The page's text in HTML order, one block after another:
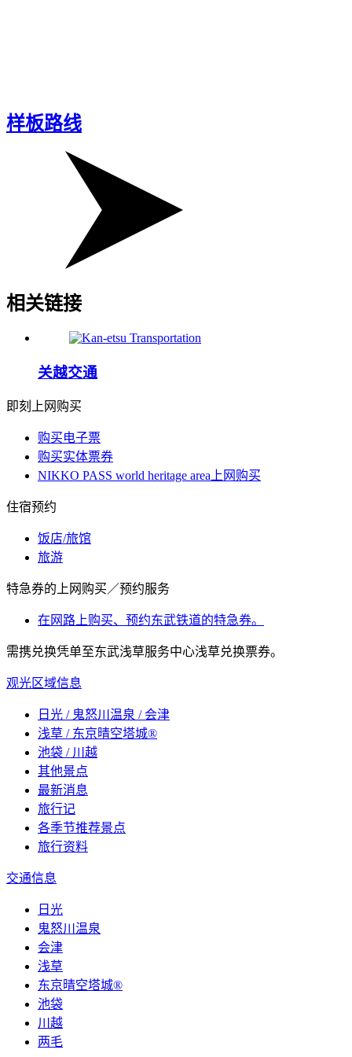
样板路线
相关链接
关越交通
即刻上网购买
购买电子票
购买实体票券
NIKKO PASS world heritage area上网购买
住宿预约
饭店/旅馆
旅游
特急券的上网购买／预约服务
在网路上购买、预约东武铁道的特急券。
需携兑换凭单至东武浅草服务中心浅草兑换票券。
观光区域信息
日光 / 鬼怒川温泉 / 会津
浅草 / 东京晴空塔城®
池袋 / 川越
其他景点
最新消息
旅行记
各季节推荐景点
旅行资料
交通信息
日光
鬼怒川温泉
会津
浅草
东京晴空塔城®
池袋
川越
两毛